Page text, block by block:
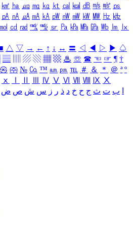
㎢ ㏊ ㎍ ㎎ ㎏ ㏏ ㎈ ㎉ ㏈ ㎧ ㎨ ㎰
㎀ ㎁ ㎂ ㎃ ㎄ ㎺ ㎻ ㎽ ㎾ ㎿ ㎐ ㎑
㏖ ㏅ ㎭ ㎮ ㎯ ㏛ ㎩ ㎪ ㎫ ㎬ ㏝ ㏐
㏓
△ ▽ → ← ↑ ↓ ↔ 〓 ◁ ◀ ▷ ▶ ♤
▤ ▨ ▧ ▦ ▩ ♨ ☏ ☎ ☜ ☞ ¶ †
㉿ ㈜ № ㏇ ™ ㏂ ㏘ ℡ ＃ ＆ ＊ ＠ ª º
ⅹ Ⅳ Ⅴ Ⅵ Ⅶ Ⅷ Ⅸ Ⅹ
ب ت ث ج ح خ د ذ ر ز س ش ص ض